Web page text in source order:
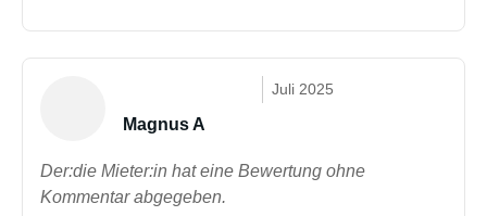
Juli 2025
Magnus A
Der:die Mieter:in hat eine Bewertung ohne
Kommentar abgegeben.